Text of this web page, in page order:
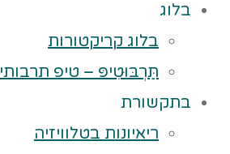
בלוג
בלוג קריקטורות
תַּרְבּוּטִיפּ – טיפ תרבותי
בתקשורת
ריאיונות בטלוויזיה